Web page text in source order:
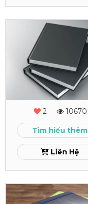
Tay
Cứng
Dán
Gáy
Xem
2 10670
Tìm hiểu thêm
Liên Hệ
In